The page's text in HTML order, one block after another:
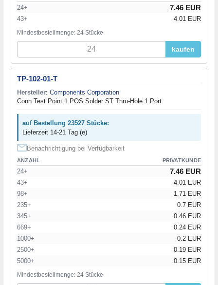
24+ 7.46 EUR
43+ 4.01 EUR
Mindestbestellmenge: 24 Stücke
kaufen
TP-102-01-T
Hersteller: Components Corporation
Conn Test Point 1 POS Solder ST Thru-Hole 1 Port
auf Bestellung 23527 Stücke:
Lieferzeit 14-21 Tag (e)
Benachrichtigung bei Verfügbarkeit
ANZAHL PRIVATKUNDE
24+ 7.46 EUR
43+
4.01 EUR
98+
1.71 EUR
235+
0.7 EUR
345+
0.46 EUR
669+
0.24 EUR
1000+
0.2 EUR
2500+
0.19 EUR
5000+
0.15 EUR
Mindestbestellmenge: 24 Stücke